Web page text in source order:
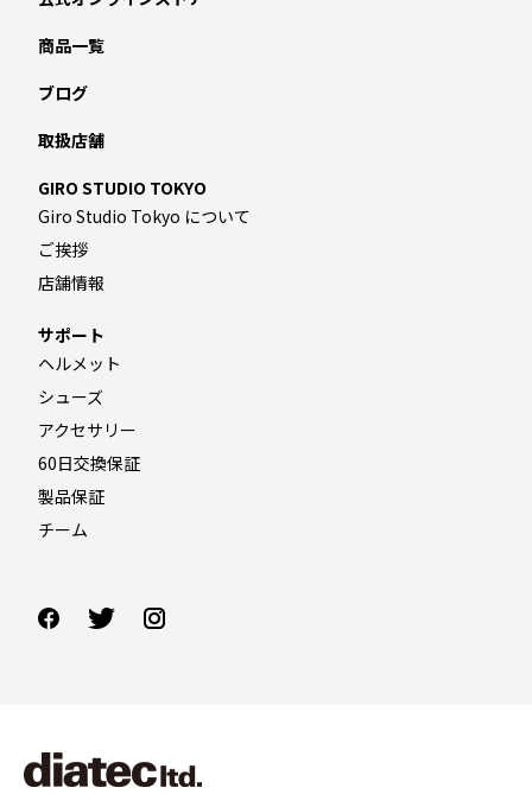
商品一覧
ブログ
取扱店舗
GIRO STUDIO TOKYO
Giro Studio Tokyo について
ご挨拶
店舗情報
サポート
ヘルメット
シューズ
アクセサリー
60日交換保証
製品保証
チーム